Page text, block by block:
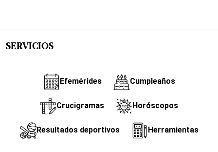
SERVICIOS
Efemérides Cumpleaños
Crucigramas Horóscopos
Resultados deportivos Herramientas